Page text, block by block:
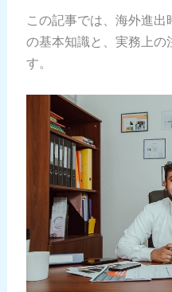
この記事では、海外進
の基本知識と、実務上の
す。